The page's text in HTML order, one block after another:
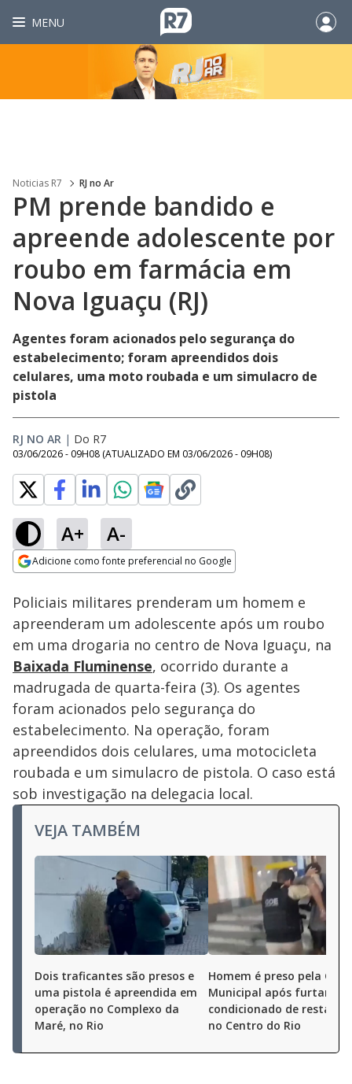
MENU
Noticias R7 RJ no Ar
PM prende bandido e
apreende adolescente por
roubo em farmácia em
Nova Iguaçu (RJ)
Agentes foram acionados pelo segurança do
estabelecimento; foram apreendidos dois
celulares, uma moto roubada e um simulacro de
pistola
RJ NO AR | Do R7
03/06/2026 - 09H08 (ATUALIZADO EM 03/06/2026 - 09H08)
A+ A-
Adicione como fonte preferencial no Google
Ativar
100.00%
Policiais militares prenderam um homem e
apreenderam um adolescente após um roubo
em uma drogaria no centro de Nova Iguaçu, na
Baixada Fluminense, ocorrido durante a
madrugada de quarta-feira (3). Os agentes
foram acionados pelo segurança do
estabelecimento. Na operação, foram
apreendidos dois celulares, uma motocicleta
roubada e um simulacro de pistola. O caso está
sob investigação na delegacia local.
VEJA TAMBÉM
Dois traficantes são presos e
uma pistola é apreendida em
operação no Complexo da
Maré, no Rio
Homem é preso pela
Municipal após furtar ar-
condicionado de
no Centro do Rio